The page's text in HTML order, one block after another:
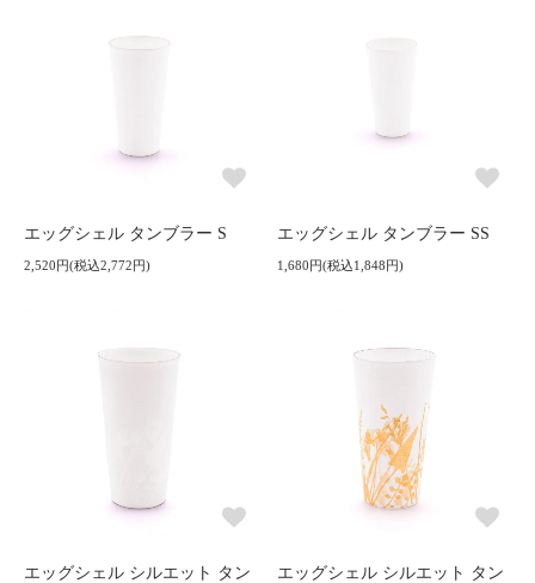
エッグシェル タンブラー S
2,520円(税込2,772円)
エッグシェル タンブラー SS
1,680円(税込1,848円)
エッグシェル シルエット タン
エッグシェル シルエット タン